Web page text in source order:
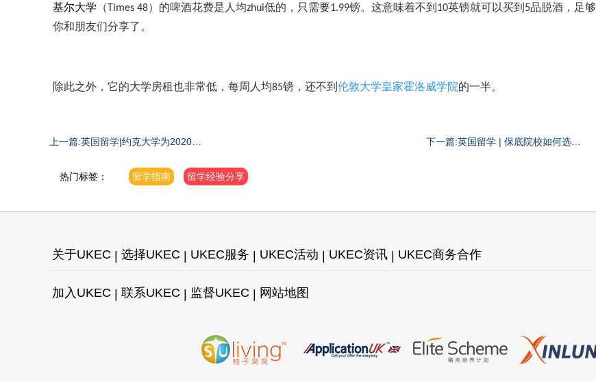
基尔大学 （
Times 48）的啤酒花费是人均zhui低的，只需要1.99镑。这意味着不到10英镑就可以买到5品脱酒，足够
你和朋友们分享了。
除此之外，它的大学房租也非常低，每周人均85镑，还不到 伦敦大学皇家霍洛威学院的一半。
上一篇:英国留学|约克大学为2020入
下一篇:英国留学 | 保底院校如何选
热门标签：
留学指南 留学经验分享
关于UKEC 选择UKEC UKEC服务 UKEC活动 UKEC资讯 UKEC商务合作
加入UKEC 联系UKEC 监督UKEC 网站地图